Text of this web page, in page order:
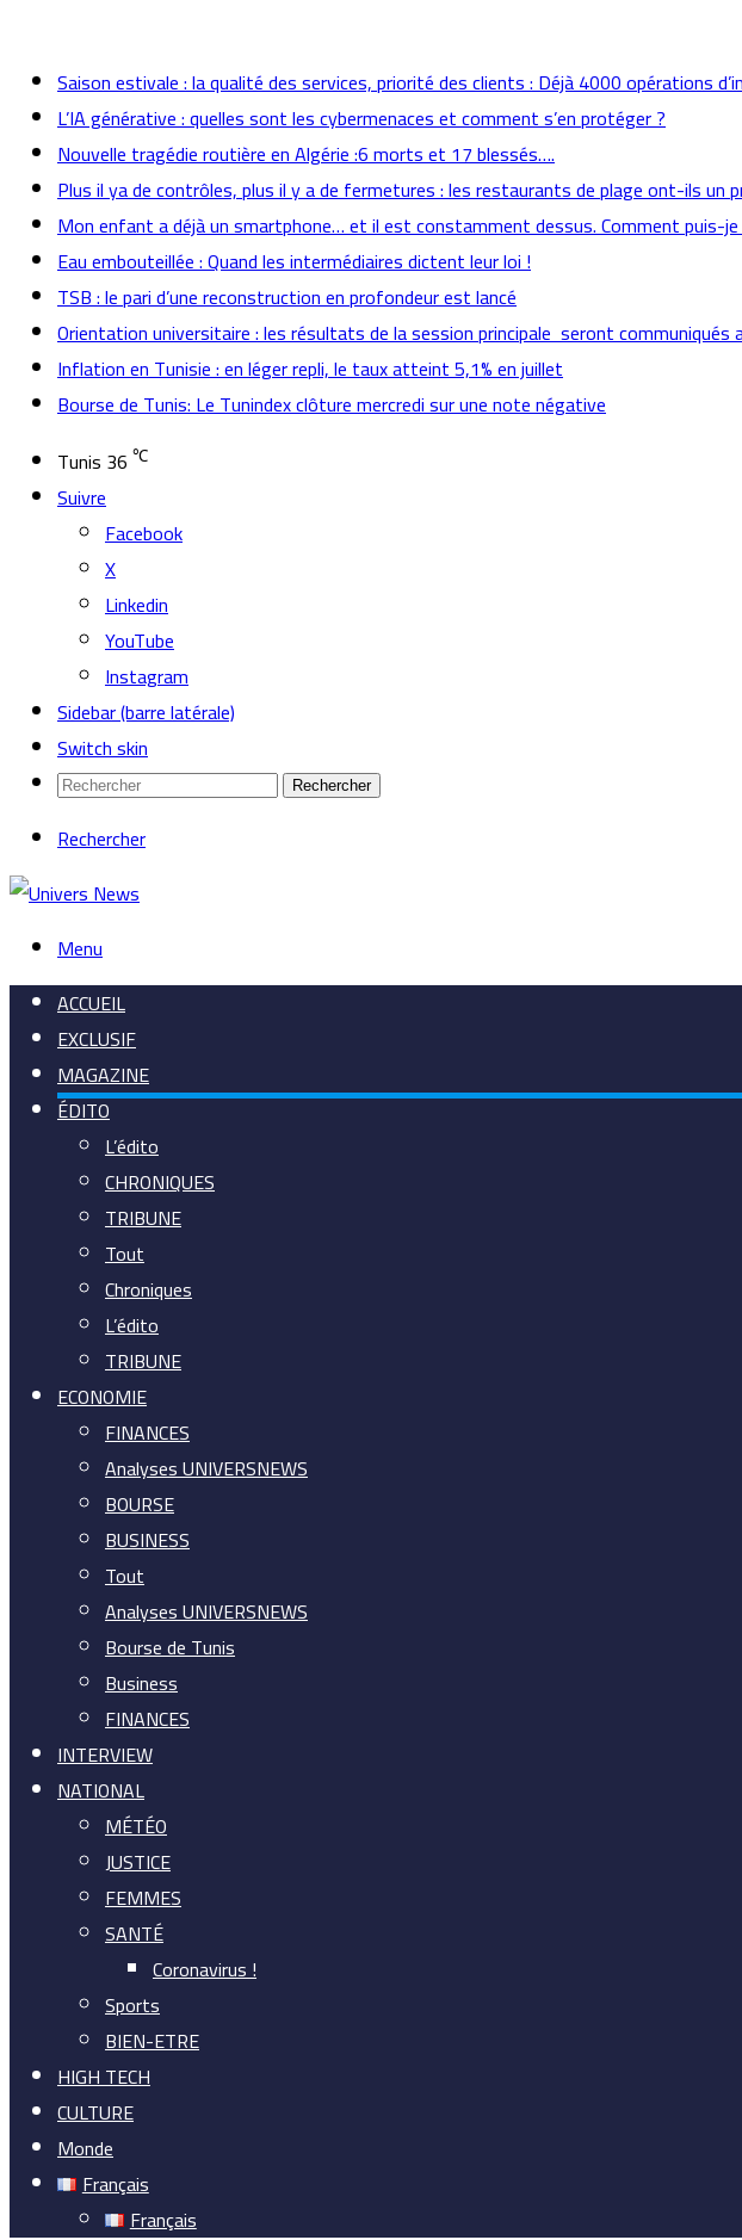
Saison estivale : la qualité des services, priorité des clients : Déjà 4000 opérations
L’IA générative : quelles sont les cybermenaces et comment s’en protéger ?
Nouvelle tragédie routière en Algérie :6 morts et 17 blessés….
Plus il ya de contrôles, plus il y a de fermetures : les restaurants de plage ont-ils un
Mon enfant a déjà un smartphone… et il est constamment dessus. Comment puis-je
Eau embouteillée : Quand les intermédiaires dictent leur loi !
TSB : le pari d’une reconstruction en profondeur est lancé
Orientation universitaire : les résultats de la session principale seront communiqués
Inflation en Tunisie : en léger repli, le taux atteint 5,1% en juillet
Bourse de Tunis: Le Tunindex clôture mercredi sur une note négative
Tunis 36 ℃
Suivre
Facebook
X
Linkedin
YouTube
Instagram
Sidebar (barre latérale)
Switch skin
Rechercher
Rechercher
Menu
ACCUEIL
EXCLUSIF
MAGAZINE
ÉDITO
L’édito
CHRONIQUES
TRIBUNE
Tout
Chroniques
L’édito
TRIBUNE
ECONOMIE
FINANCES
Analyses UNIVERSNEWS
BOURSE
BUSINESS
Tout
Analyses UNIVERSNEWS
Bourse de Tunis
Business
FINANCES
INTERVIEW
NATIONAL
MÉTÉO
JUSTICE
FEMMES
SANTÉ
Coronavirus !
Sports
BIEN-ETRE
HIGH TECH
CULTURE
Monde
Français
Français